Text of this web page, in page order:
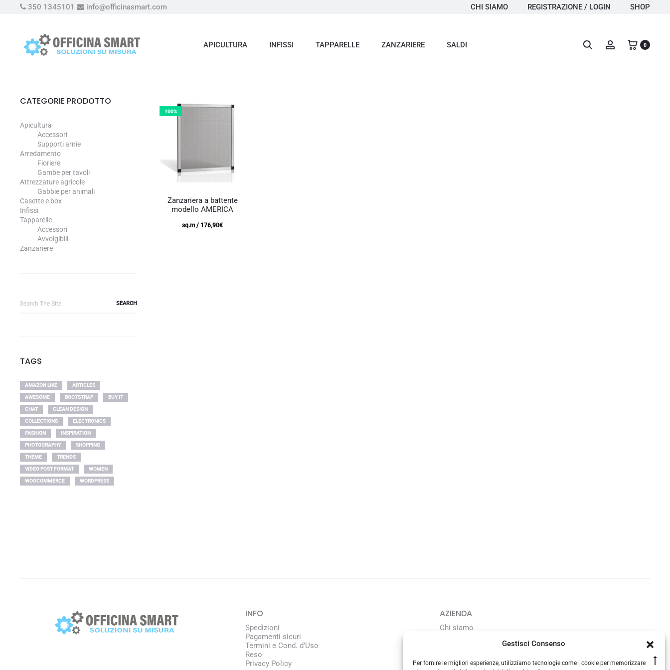
Gestisci Consenso
Per fornire le migliori esperienze, utilizziamo tecnologie come i cookie per memorizzare
350 1345101 info@officinasmart.com CHI SIAMO REGISTRAZIONE / LOGIN SHOP
APICULTURA INFISSI TAPPARELLE ZANZARIERE SALDI Search Account0
100%
Zanzariera a battente
modello AMERICA
176,90€
/ sq.m
CATEGORIE PRODOTTO
Apicultura
Accessori
Supporti arnie
Arredamento
Fioriere
Gambe per tavoli
Attrezzature agricole
Gabbie per animali
Casette e box
Infissi
Tapparelle
Accessori
Avvolgibili
Zanzariere
for:
TAGS
AMAZON LIKE ARTICLES
AWESOME BOOTSTRAP BUY IT
CHAT CLEAN DESIGN
COLLECTIONS ELECTRONICS
FASHION INSPIRATION
PHOTOGRAPHY SHOPPING
THEME TRENDS
VIDEO POST FORMAT WOMEN
WOOCOMMERCE WORDPRESS
INFO
Spedizioni
Pagamenti sicuri
Termini e Cond. d’Uso
Reso
Privacy Policy
AZIENDA
Chi siamo
CONTATTI